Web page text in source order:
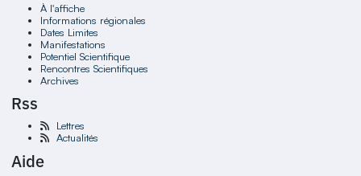
À l'affiche
Informations régionales
Dates Limites
Manifestations
Potentiel Scientifique
Rencontres Scientifiques
Archives
Rss
Lettres
Actualités
Aide